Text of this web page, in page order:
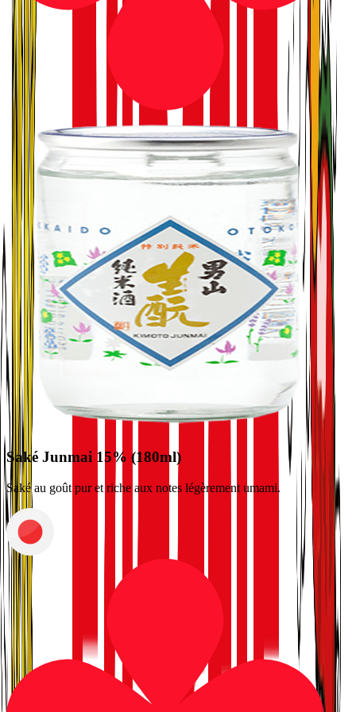
Saké Junmai 15% (180ml)
Saké au goût pur et riche aux notes légèrement umami.